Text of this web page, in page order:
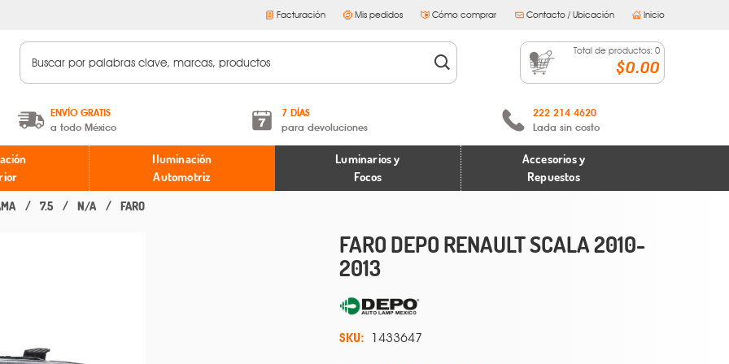
Facturación Mis pedidos Cómo comprar Contacto / Ubicación Inicio
Total de productos: 0
$0.00
ENVÍO GRATIS
a todo México
A partir de $599 MXN.
* Aplican restricciones
7 DÍAS
para devoluciones
Términos y condiciones
Políticas de devoluciones
222 214 4620
Lada sin costo
Iluminación
Automotriz
Luminarios y
Focos
Accesorios y
Repuestos
7.5 N/A FARO
FARO DEPO RENAULT SCALA 2010-
2013
SKU: 1433647